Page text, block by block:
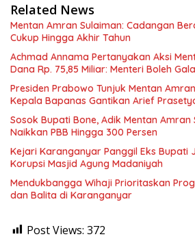
Related News
Mentan Amran Sulaiman: Cadangan
Cukup Hingga Akhir Tahun
Achmad Annama Pertanyakan Aksi
Dana Rp. 75,85 Miliar: Menteri Boleh
Presiden Prabowo Tunjuk Mentan
Kepala Bapanas Gantikan Arief
Sosok Bupati Bone, Adik Mentan Amran
Naikkan PBB Hingga 300 Persen
Kejari Karanganyar Panggil Eks Bupati
Korupsi Masjid Agung Madaniyah
Mendukbangga Wihaji Prioritaskan
dan Balita di Karanganyar
Post Views: 372